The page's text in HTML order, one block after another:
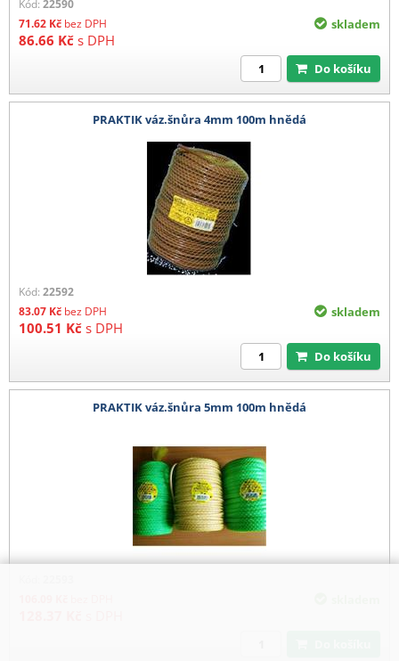
Kód: 22590
71.62 Kč bez DPH
86.66 Kč s DPH
skladem
Do košíku
PRAKTIK váz.šnůra 4mm 100m hnědá
Kód: 22592
83.07 Kč bez DPH
100.51 Kč s DPH
skladem
Do košíku
PRAKTIK váz.šnůra 5mm 100m hnědá